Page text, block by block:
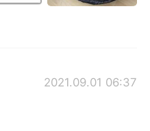
2021.09.01 06:37